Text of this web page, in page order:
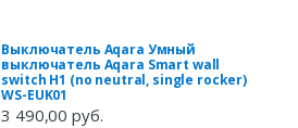
Выключатель Aqara Умный
выключатель Aqara Smart wall
switch H1 (no neutral, single rocker)
WS-EUK01
3 490,00 руб.